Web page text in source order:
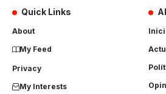
Quick Links
About
My Feed
Privacy
My Interests